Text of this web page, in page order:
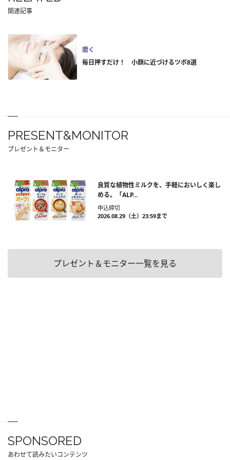
関連記事
磨く
毎日押すだけ！ 小顔に近づけるツボ8選
PRESENT&MONITOR
プレゼント＆モニター
良質な植物性ミルクを、手軽においしく楽し
める。「ALP...
申込締切
2026.08.29（土）23:59まで
プレゼント＆モニター一覧を見る
SPONSORED
あわせて読みたいコンテンツ